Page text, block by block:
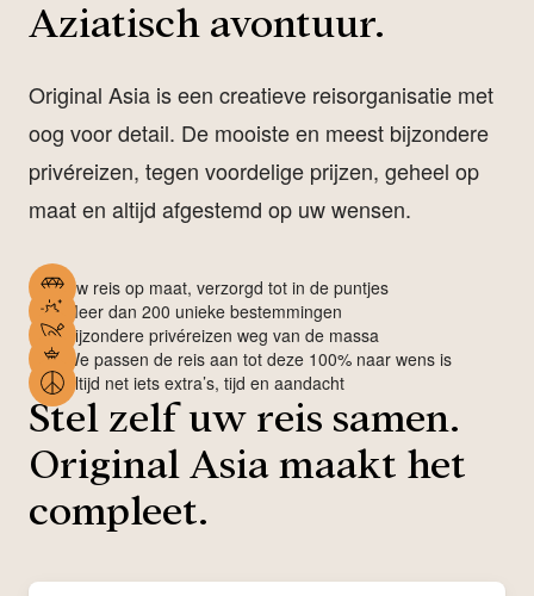
Aziatisch avontuur.
Original Asia is een creatieve reisorganisatie met
oog voor detail. De mooiste en meest bijzondere
privéreizen, tegen voordelige prijzen, geheel op
maat en altijd afgestemd op uw wensen.
Uw reis op maat, verzorgd tot in de puntjes
Meer dan 200 unieke bestemmingen
Bijzondere privéreizen weg van de massa
We passen de reis aan tot deze 100% naar wens is
Altijd net iets extra’s, tijd en aandacht
Stel zelf uw reis samen.
Original Asia maakt het
compleet.